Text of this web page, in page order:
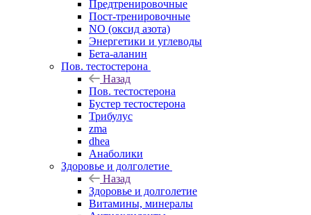
Предтренировочные
Пост-тренировочные
NO (оксид азота)
Энергетики и углеводы
Бета-аланин
Пов. тестостерона
Назад
Пов. тестостерона
Бустер тестостерона
Трибулус
zma
dhea
Анаболики
Здоровье и долголетие
Назад
Здоровье и долголетие
Витамины, минералы